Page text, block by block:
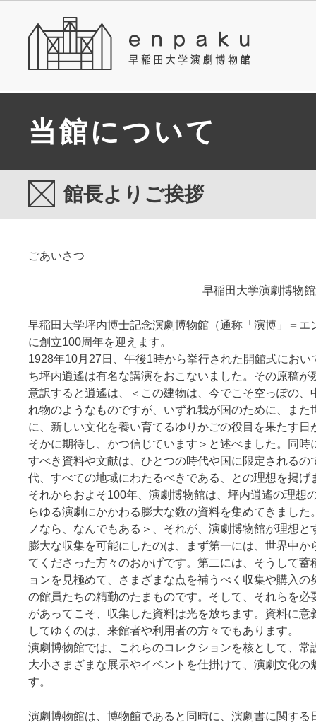
当館について
館長よりご挨拶
ごあいさつ
早稲田大学演劇博物
早稲田大学坪内博士記念演劇博物館（通称「演博」＝エ
に創立100周年を迎えます。
1928年10月27日、午後1時から挙行された開館式におい
ち坪内逍遙は有名な講演をおこないました。その原稿が
意訳すると逍遙は、＜この建物は、今でこそ空っぽの、
れ物のようなものですが、いずれ我が国のために、また
に、新しい文化を養い育てるゆりかごの役目を果たす日
そかに期待し、かつ信じています＞と述べました。同時
すべき資料や文献は、ひとつの時代や国に限定されるの
代、すべての地域にわたるべきである、との理想を掲げ
それからおよそ100年、演劇博物館は、坪内逍遙の理想
らゆる演劇にかかわる膨大な数の資料を集めてきました
ノなら、なんでもある＞、それが、演劇博物館が理想と
膨大な収集を可能にしたのは、まず第一には、世界中か
てくださった方々のおかげです。第二には、そうして蓄
ョンを見極めて、さまざまな点を補うべく収集や購入の
の館員たちの精勤のたまものです。そして、それらを必
があってこそ、収集した資料は光を放ちます。資料に意
してゆくのは、来館者や利用者の方々でもあります。
演劇博物館では、これらのコレクションを核として、常
大小さまざまな展示やイベントを仕掛けて、演劇文化の
す。
演劇博物館は、博物館であると同時に、演劇書に関する